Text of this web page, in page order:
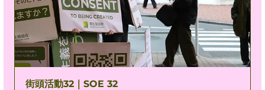
街頭活動32｜SOE 32